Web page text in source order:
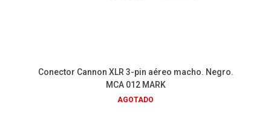
Conector Cannon XLR 3-pin aéreo macho. Negro.
MCA 012 MARK
AGOTADO